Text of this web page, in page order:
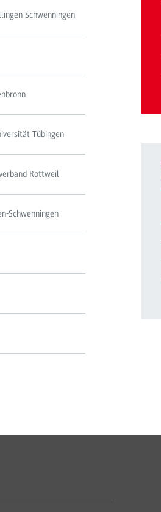
Schwenningen
Tübingen
Rottweil
Schwenningen